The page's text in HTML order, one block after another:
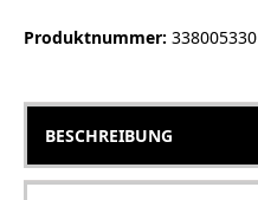
Produktnummer: 338005330
BESCHREIBUNG